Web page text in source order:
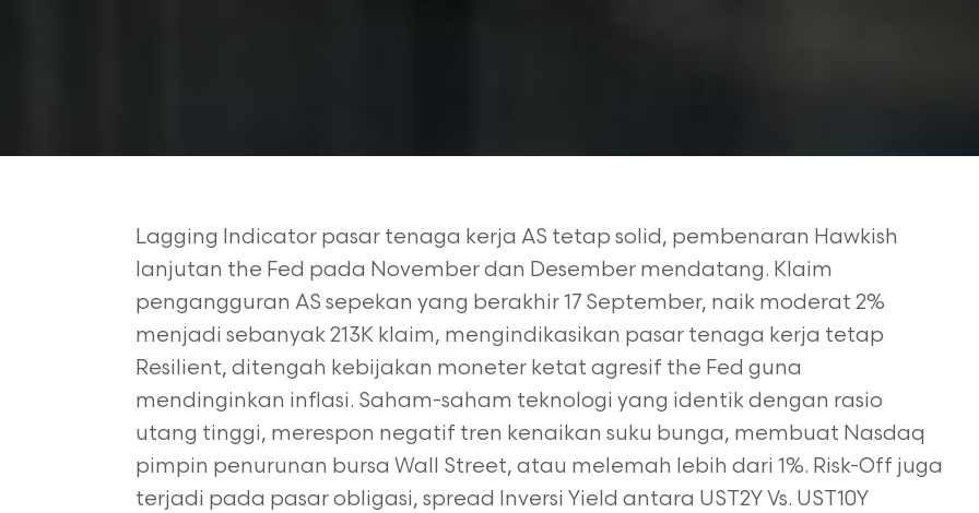
Lagging Indicator pasar tenaga kerja AS tetap solid, pembenaran Hawkish
lanjutan the Fed pada November dan Desember mendatang. Klaim
pengangguran AS sepekan yang berakhir 17 September, naik moderat 2%
menjadi sebanyak 213K klaim, mengindikasikan pasar tenaga kerja tetap
Resilient, ditengah kebijakan moneter ketat agresif the Fed guna
mendinginkan inflasi. Saham-saham teknologi yang identik dengan rasio
utang tinggi, merespon negatif tren kenaikan suku bunga, membuat Nasdaq
pimpin penurunan bursa Wall Street, atau melemah lebih dari 1%. Risk-Off juga
terjadi pada pasar obligasi, spread Inversi Yield antara UST2Y Vs. UST10Y